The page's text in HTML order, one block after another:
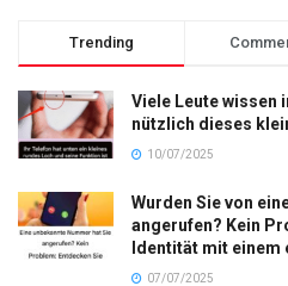
Trending
Viele Leute wissen
nützlich dieses
10/07/2025
Wurden Sie von
angerufen? Kein
Identität mit
07/07/2025